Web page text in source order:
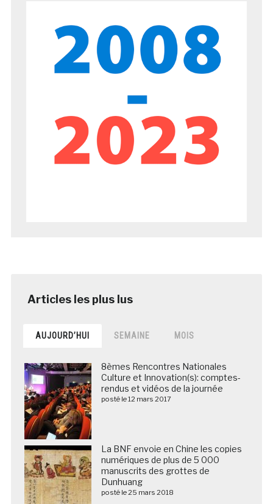
AUJOURD’HUI SEMAINE MOIS
8èmes Rencontres Nationales
Culture et Innovation(s): comptes-
rendus et vidéos de la journée
posté le 12 mars 2017
La BNF envoie en Chine les copies
numériques de plus de 5 000
manuscrits des grottes de
Dunhuang
posté le 25 mars 2018